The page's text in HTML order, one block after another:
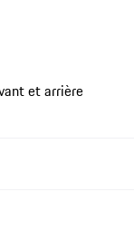
et arrière